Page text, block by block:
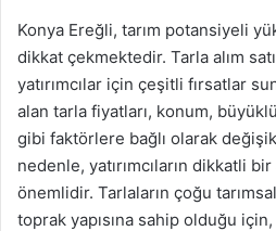
Konya Ereğli, tarım potansiyeli
dikkat çekmektedir. Tarla alım
yatırımcılar için çeşitli fırsatlar
alan tarla fiyatları, konum,
gibi faktörlere bağlı olarak
nedenle, yatırımcıların dikkatli
önemlidir. Tarlaların çoğu
toprak yapısına sahip olduğu